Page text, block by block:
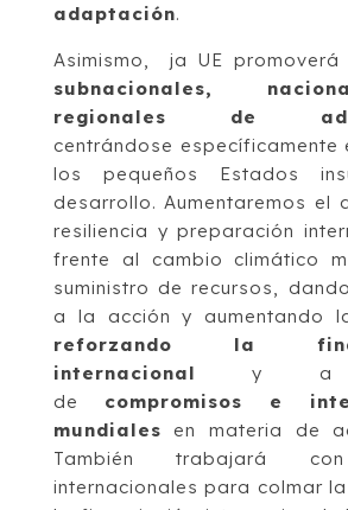
adaptación.
Asimismo, ja UE promoverá
subnacionales,
regionales de
centrándose específicamente
los pequeños Estados
desarrollo. Aumentaremos el
resiliencia y preparación
frente al cambio climático
suministro de recursos,
a la acción y aumentando
reforzando la
internacional y a
de compromisos e
mundiales en materia de
También trabajará
internacionales para colmar